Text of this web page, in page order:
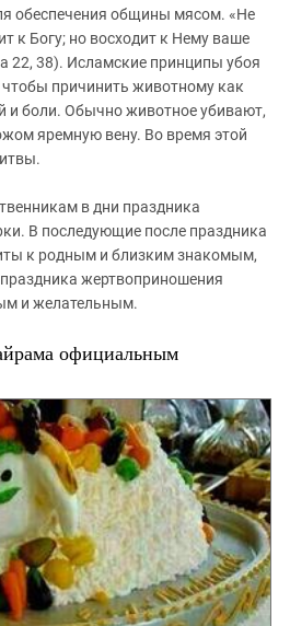
обеспечения общины мясом. «Не
к Богу; но восходит к Нему ваше
22, 38). Исламские принципы убоя
причинить животному как
и боли. Обычно животное убивают,
яремную вену. Во время этой
в дни праздника
В последующие после праздника
к родным и близким знакомым,
жертвоприношения
и желательным.
официальным